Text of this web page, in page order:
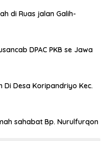
di Ruas jalan Galih-
DPAC PKB se Jawa
Di Desa Koripandriyo Kec.
sahabat Bp. Nurulfurqon